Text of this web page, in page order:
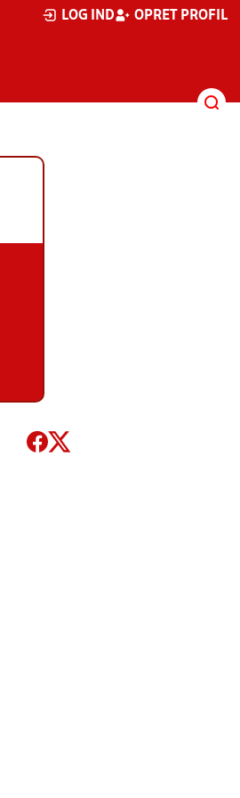
LOG IND OPRET PROFIL